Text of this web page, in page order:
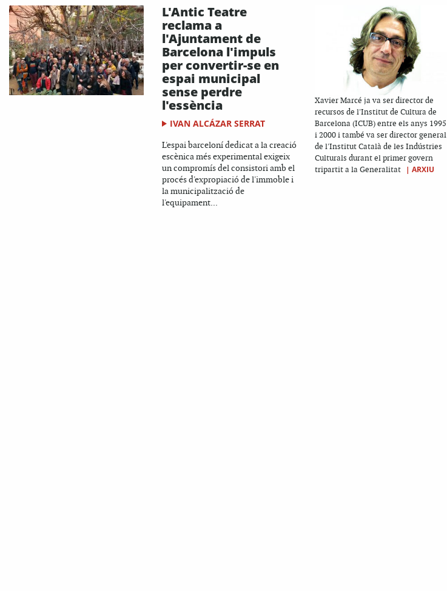
L'Antic Teatre
reclama a
l'Ajuntament de
Barcelona l'impuls
per convertir-se en
espai municipal
sense perdre
l'essència
IVAN ALCÁZAR SERRAT
L'espai barceloní dedicat a la creació
escènica més experimental exigeix
un compromís del consistori amb el
procés d'expropiació de l'immoble i
la municipalització de
l'equipament...
Xavier Marcé ja va ser director de
recursos de l'Institut de Cultura de
Barcelona (ICUB) entre els anys 1995
i 2000 i també va ser director general
de l'Institut Català de les Indústries
Culturals durant el primer govern
tripartit a la Generalitat
| ARXIU